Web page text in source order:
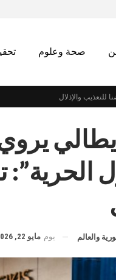
صحة وعلوم
للتعذيب والإذلال
والعالم يوم مايو 22, 2026